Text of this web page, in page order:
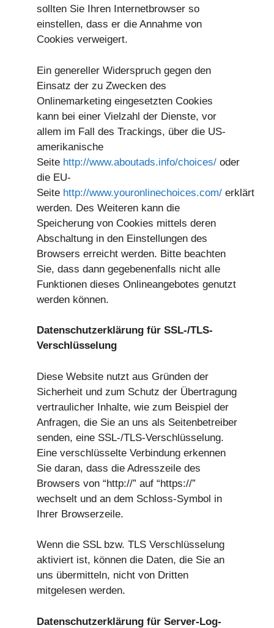
sollten Sie Ihren Internetbrowser so
einstellen, dass er die Annahme von
Cookies verweigert.
Ein genereller Widerspruch gegen den
Einsatz der zu Zwecken des
Onlinemarketing eingesetzten Cookies
kann bei einer Vielzahl der Dienste, vor
allem im Fall des Trackings, über die US-
amerikanische
Seite http://www.aboutads.info/choices/ oder
die EU-
Seite http://www.youronlinechoices.com/ erklärt
werden. Des Weiteren kann die
Speicherung von Cookies mittels deren
Abschaltung in den Einstellungen des
Browsers erreicht werden. Bitte beachten
Sie, dass dann gegebenenfalls nicht alle
Funktionen dieses Onlineangebotes genutzt
werden können.
Datenschutzerklärung für SSL-/TLS-
Verschlüsselung
Diese Website nutzt aus Gründen der
Sicherheit und zum Schutz der Übertragung
vertraulicher Inhalte, wie zum Beispiel der
Anfragen, die Sie an uns als Seitenbetreiber
senden, eine SSL-/TLS-Verschlüsselung.
Eine verschlüsselte Verbindung erkennen
Sie daran, dass die Adresszeile des
Browsers von “http://” auf “https://”
wechselt und an dem Schloss-Symbol in
Ihrer Browserzeile.
Wenn die SSL bzw. TLS Verschlüsselung
aktiviert ist, können die Daten, die Sie an
uns übermitteln, nicht von Dritten
mitgelesen werden.
Datenschutzerklärung für Server-Log-